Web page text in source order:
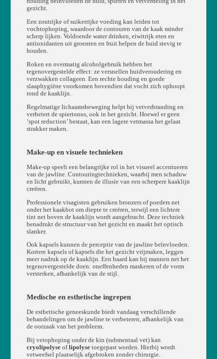
gezicht.
Een zoutrijke of suikerrijke voeding kan leiden tot
vochtophoping, waardoor de contouren van de kaak minder
scherp lijken. Voldoende water drinken, eiwitrijk eten en
antioxidanten uit groenten en fruit helpen de huid stevig te
houden.
Roken en overmatig alcoholgebruik hebben het
tegenovergestelde effect: ze versnellen huidveroudering en
verzwakken collageen. Een rechte houding en goede
slaaphygiëne voorkomen bovendien dat vocht zich ophoopt
rond de kaaklijn.
Regelmatige lichaamsbeweging helpt bij vetverbranding en
verbetert de spiertonus, ook in het gezicht. Hoewel er geen
‘spot reduction’ bestaat, kan een lagere vetmassa het gelaat
strakker maken.
Make-up en visuele technieken
Make-up speelt een belangrijke rol in het visueel accentueren
van de jawline. Contouringtechnieken, waarbij men schaduw
en licht gebruikt, kunnen de illusie van een scherpere kaaklijn
creëren.
Professionele visagisten gebruiken bronzers of poeders net
onder het kaakbot om diepte te creëren, terwijl een lichtere
tint net boven de kaaklijn wordt aangebracht. Deze techniek
benadrukt de structuur van het gezicht en maakt het optisch
slanker.
Ook kapsels kunnen de perceptie van de jawline beïnvloeden.
Kortere kapsels of kapsels die het gezicht vrijmaken, leggen
meer nadruk op de kaaklijn. Een baard kan bij mannen net het
tegenovergestelde doen: oneffenheden maskeren of de vorm
versterken, afhankelijk van de stijl.
Medische en esthetische ingrepen
De esthetische geneeskunde biedt vandaag verschillende
behandelingen om de jawline te verbeteren, afhankelijk van
de oorzaak van het probleem.
Bij vetophoping onder de kin (submentaal vet) kan
cryolipolyseoflipolysetoegepast worden. Hierbij wordt
vetweefsel plaatselijk afgebroken zonder chirurgie.